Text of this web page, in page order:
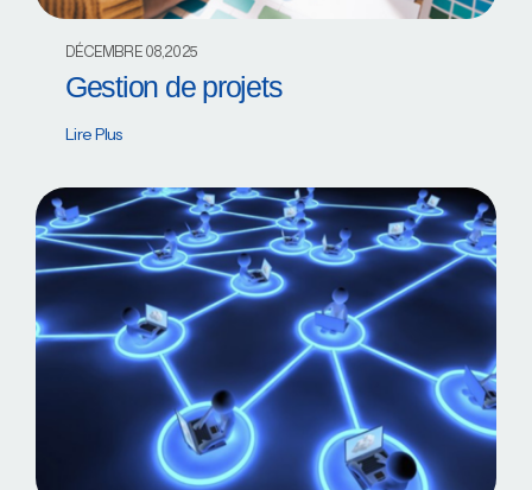
DÉCEMBRE 08,2025
Gestion de projets
Lire Plus